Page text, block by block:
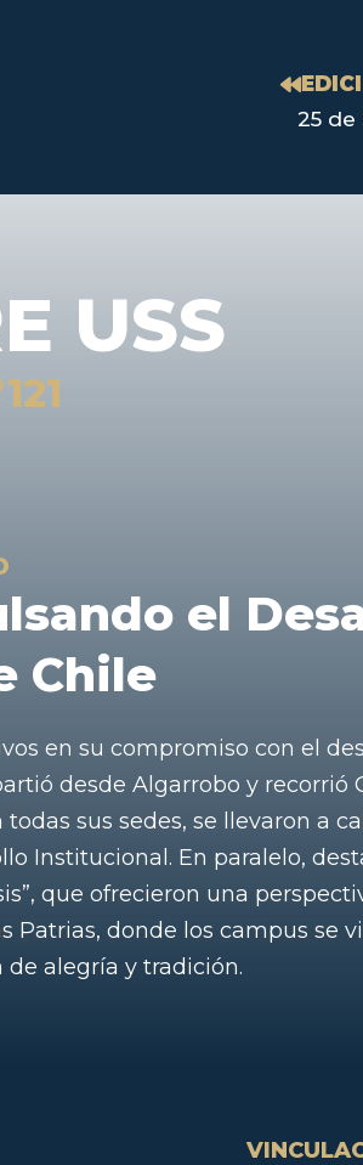
25 de
USS
el
Chile
en su compromiso con el
desde Algarrobo y recorrió
sus sedes, se llevaron a
Institucional. En paralelo,
que ofrecieron una
Patrias, donde los campus se
alegría y tradición.